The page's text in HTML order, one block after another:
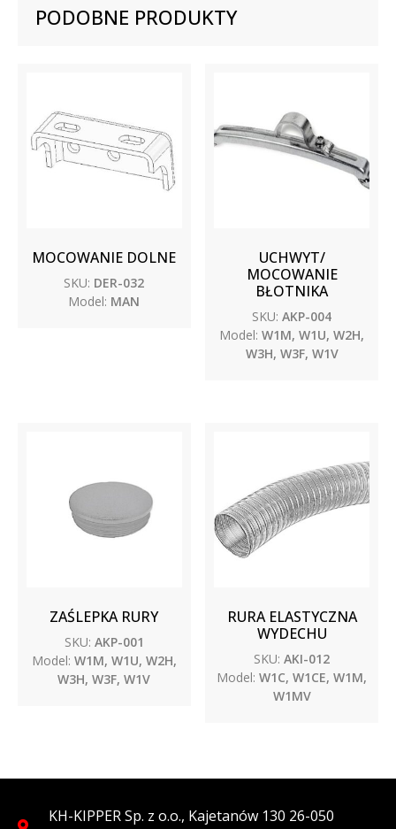
PODOBNE PRODUKTY
MOCOWANIE DOLNE
SKU: DER-032
Model: MAN
UCHWYT/
MOCOWANIE
BŁOTNIKA
SKU: AKP-004
Model: W1M, W1U, W2H,
W3H, W3F, W1V
ZAŚLEPKA RURY
SKU: AKP-001
Model: W1M, W1U, W2H,
W3H, W3F, W1V
RURA ELASTYCZNA
WYDECHU
SKU: AKI-012
Model: W1C, W1CE, W1M,
W1MV
KH-KIPPER Sp. z o.o., Kajetanów 130 26-050